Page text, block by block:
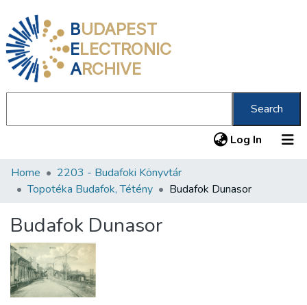
BUDAPEST
ELECTRONIC
ARCHIVE
Search
Log In (current)
Communities & Collections
Statistics
About us
Home
2203 - Budafoki Könyvtár
Topotéka Budafok, Tétény
Budafok Dunasor
Budafok Dunasor